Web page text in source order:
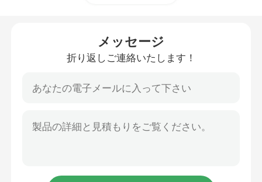
オールドスクール バイプ
ENVA バイプ
メッセージ
折り返しご連絡いたします！